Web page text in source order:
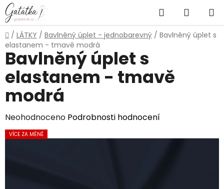
Přejít
na
obsah
Hledat
KOŠÍK
Domů
/ LÁTKY / Bavlněný úplet - jednobarevný / Bavlněný úplet s
elastanem - tmavě modrá
Bavlněný úplet s
elastanem - tmavě
modrá
Průměrné
hodnocení
Neohodnoceno Podrobnosti hodnocení
VÍCE ZA MÉNĚ